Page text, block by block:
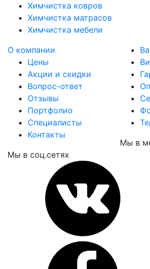
Химчистка ковров
Химчистка матрасов
Химчистка мебели
О компании
Цены
Акции и скидки
Вопрос-ответ
Отзывы
Портфолио
Специалисты
Контакты
Мы в соц.сетях
Мы в